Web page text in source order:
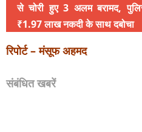
से चोरी हुए 3 अलम बरामद,
₹1.97 लाख नकदी के साथ दबोचा
रिपोर्ट – मंसूफ अहमद
संबंधित खबरें